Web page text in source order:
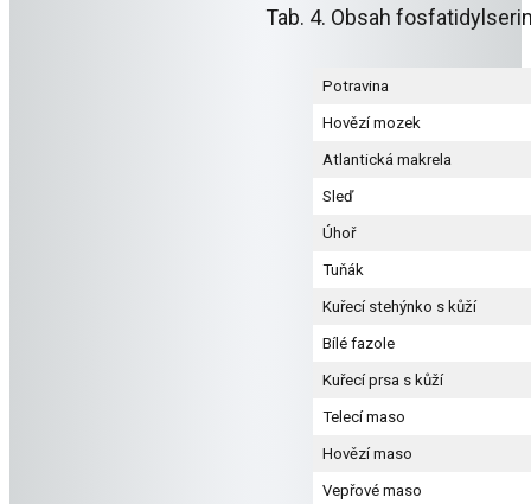
Tab. 4. Obsah
Potravina
Hovězí mozek
Atlantická makrela
Sleď
Úhoř
Tuňák
Kuřecí stehýnko s kůží
Bílé fazole
Kuřecí prsa s kůží
Telecí maso
Hovězí maso
Vepřové maso